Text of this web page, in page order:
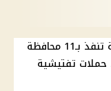
قرارات وزيرة التنمية المحلية تنفذ بـ11 محافظة
بعد حملات تفتيشية